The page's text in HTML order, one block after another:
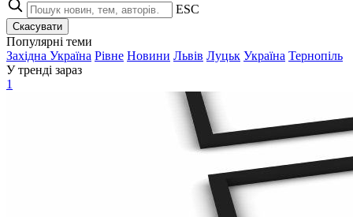
ESC
Скасувати
Популярні теми
Західна Україна Рівне Новини Львів Луцьк Україна Тернопіль
У тренді зараз
1